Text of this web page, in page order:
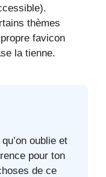
thèmes
favicon
la tienne.
oublie et
pour ton
de ce